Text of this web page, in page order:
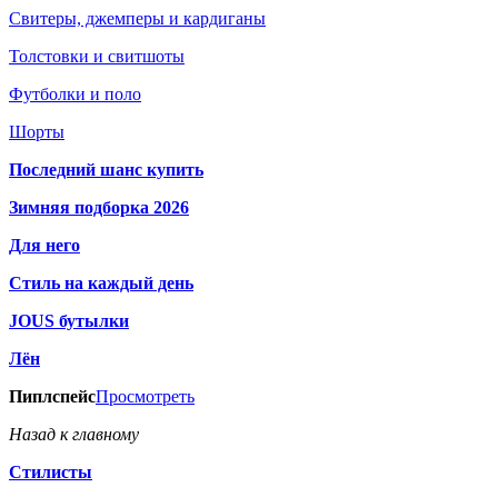
Свитеры, джемперы и кардиганы
Толстовки и свитшоты
Футболки и поло
Шорты
Последний шанс купить
Зимняя подборка 2026
Для него
Стиль на каждый день
JOUS бутылки
Лён
ПиплспейсПросмотреть
Назад к главному
Стилисты